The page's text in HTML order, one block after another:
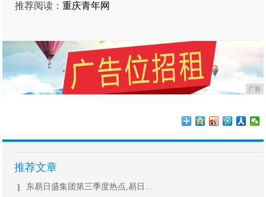
推荐阅读：重庆青年网
广告
推荐文章
1 东易日盛集团第三季度热点,易日通开启